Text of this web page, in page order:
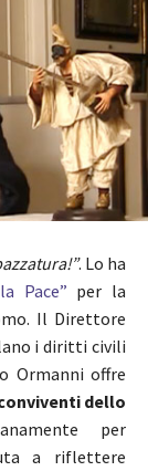
. Lo ha
Pace” per la
Il Direttore
i diritti civili
Ormanni offre
dello
per
a riflettere